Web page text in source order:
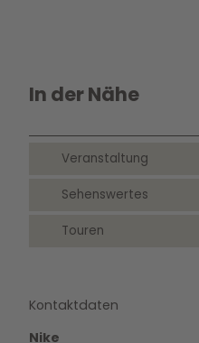
In der Nähe
Veranstaltung
Sehenswertes
Touren
Kontaktdaten
Nike